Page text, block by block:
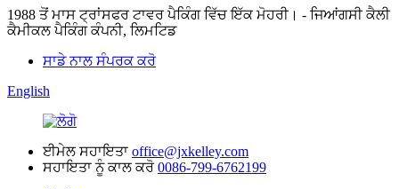
1988 ਤੋਂ ਮਾਸ ਟ੍ਰਾਂਸਫਰ ਟਾਵਰ ਪੈਕਿੰਗ ਵਿੱਚ ਇੱਕ ਮੋਹਰੀ। - ਜਿਆਂਗਸੀ ਕੈਲੀ
ਕੈਮੀਕਲ ਪੈਕਿੰਗ ਕੰਪਨੀ, ਲਿਮਟਿਡ
ਸਾਡੇ ਨਾਲ ਸੰਪਰਕ ਕਰੋ
English
ਈਮੇਲ ਸਹਾਇਤਾ office@jxkelley.com
ਸਹਾਇਤਾ ਨੂੰ ਕਾਲ ਕਰੋ 0086-799-6762199